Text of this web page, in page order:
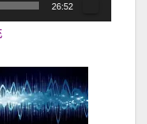
26:52